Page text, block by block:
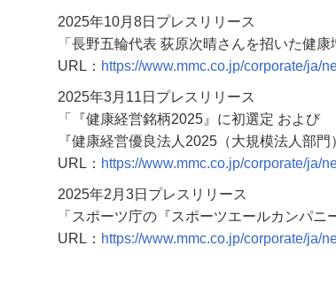
2025年10月8日プレスリリース
「長野五輪代表 荻原次晴さんを招いた健康
URL： https://www.mmc.co.jp/corporate/ja/
2025年3月11日プレスリリース
「『健康経営銘柄2025』に初選定 および
『健康経営優良法人2025（大規模法人部
URL： https://www.mmc.co.jp/corporate/ja/
2025年2月3日プレスリリース
「スポーツ庁の『スポーツエールカンパニ
URL： https://www.mmc.co.jp/corporate/ja/